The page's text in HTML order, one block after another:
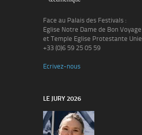
Face au Palais des Festivals :
Eglise Notre Dame de Bon Voyage
et Temple Eglise Protestante Unie
+33 (0)6 59 25 05 59
Ecrivez-nous
LE JURY 2026